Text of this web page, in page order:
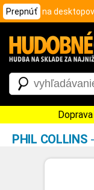
Prepnúť na
PHIL COLLINS -